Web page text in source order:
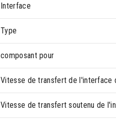
Interface
Type
composant pour
Vitesse de transfert de l'interface
Vitesse de transfert soutenu de